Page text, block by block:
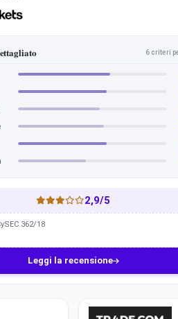
6 criteri
2,9/5
362/18
Leggi la recensione
Trade.com